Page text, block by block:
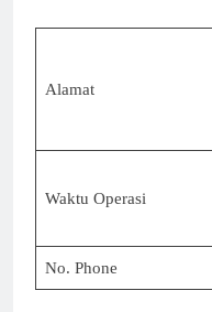
Alamat
Waktu Operasi
No. Phone